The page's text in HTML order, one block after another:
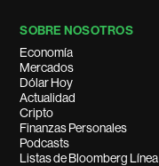
SOBRE NOSOTROS
Economía
Mercados
Dólar Hoy
Actualidad
Cripto
Finanzas Personales
Podcasts
Listas de Bloomberg Línea